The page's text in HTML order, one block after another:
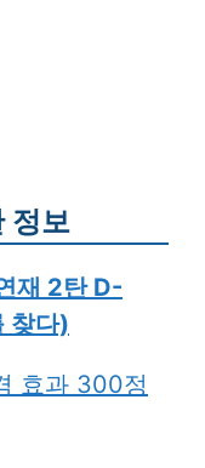
정보
재 2탄 D-
찾다)
효과 300정